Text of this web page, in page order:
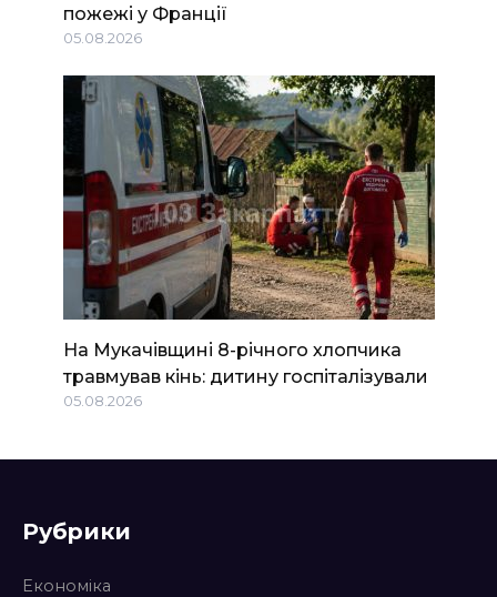
пожежі у Франції
05.08.2026
На Мукачівщині 8-річного хлопчика
травмував кінь: дитину госпіталізували
05.08.2026
Рубрики
Економіка